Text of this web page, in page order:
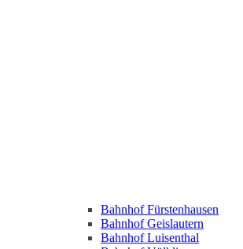
Bahnhof Fürstenhausen
Bahnhof Geislautern
Bahnhof Luisenthal